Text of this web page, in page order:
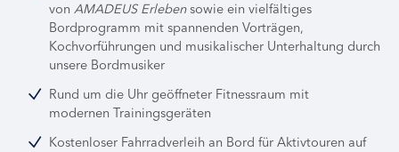
von AMADEUS Erlebensowie ein vielfältiges
Bordprogramm mit spannenden Vorträgen,
Kochvorführungen und musikalischer Unterhaltung durch
unsere Bordmusiker
Rund um die Uhr geöffneter Fitnessraum mit
modernen Trainingsgeräten
Kostenloser Fahrradverleih an Bord für Aktivtouren auf